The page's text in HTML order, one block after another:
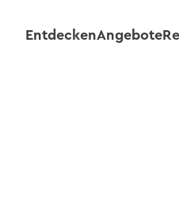
EntdeckenAngebote